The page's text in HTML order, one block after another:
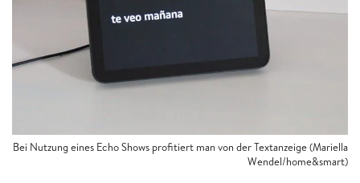
Bei Nutzung eines Echo Shows profitiert man von der Textanzeige (Mariella
Wendel/home&smart)